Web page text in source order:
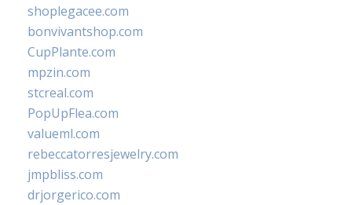
shoplegacee.com
bonvivantshop.com
CupPlante.com
mpzin.com
stcreal.com
PopUpFlea.com
valueml.com
rebeccatorresjewelry.com
jmpbliss.com
drjorgerico.com